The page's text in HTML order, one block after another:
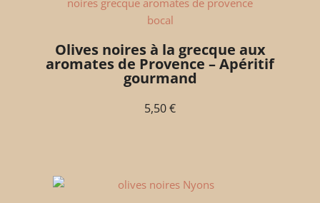
Olives noires à la grecque aux
aromates de Provence – Apéritif
gourmand
5,50€